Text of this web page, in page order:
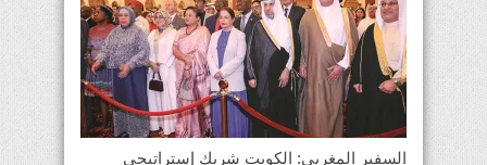
السفير المغربي: الكويت شريك إستراتيجي